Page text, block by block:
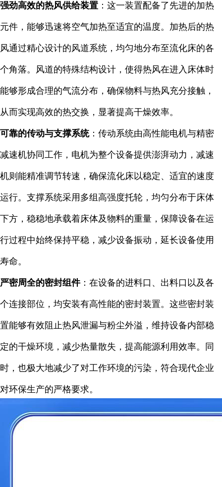
强劲高效的热风供给装置 ：这一装置配备了先进的加热
元件，能够迅速将空气加热至适宜的温度。加热后的热
风通过精心设计的风道系统，均匀地分布至流化床的各
个角落。风道的特殊结构设计，使得热风在进入床体时
能够形成合理的气流分布，确保物料与热风充分接触，
从而实现高效的热交换，显著提高干燥效率。
可靠的传动与支撑系统：传动系统由高性能电机与精密
减速机协同工作，电机为整个设备提供澎湃动力，减速
机则能精准调节转速，确保流化床以稳定、适宜的速度
运行。支撑系统采用多组高强度托轮，均匀分布于床体
下方，稳稳地承载着床体及物料的重量，保障设备在运
行过程中始终保持平稳，减少设备振动，延长设备使用
寿命。
严密周全的密封组件：在设备的进料口、出料口以及各
个连接部位，均安装有高性能的密封装置。这些密封装
置能够有效阻止热风泄漏与粉尘外溢，维持设备内部稳
定的干燥环境，减少热量散失，提高能源利用效率。同
时，也极大地减少了对工作环境的污染，符合现代企业
对环保生产的严格要求。